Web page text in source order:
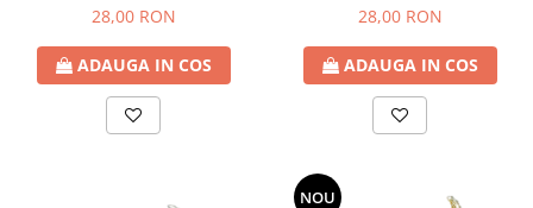
28,00 RON
ADAUGA IN COS
28,00 RON
ADAUGA IN COS
NOU